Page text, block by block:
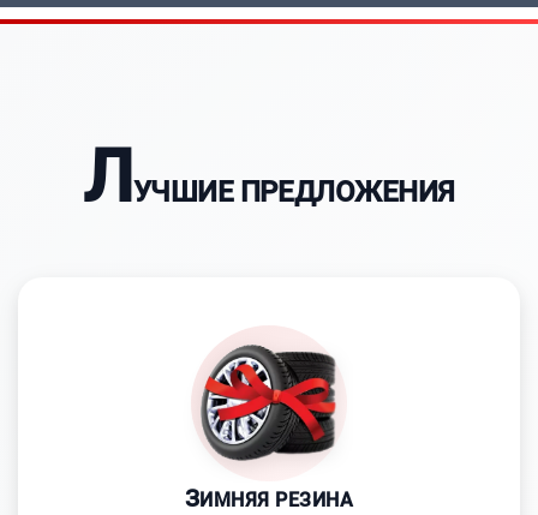
ЛУЧШИЕ ПРЕДЛОЖЕНИЯ
ЗИМНЯЯ РЕЗИНА